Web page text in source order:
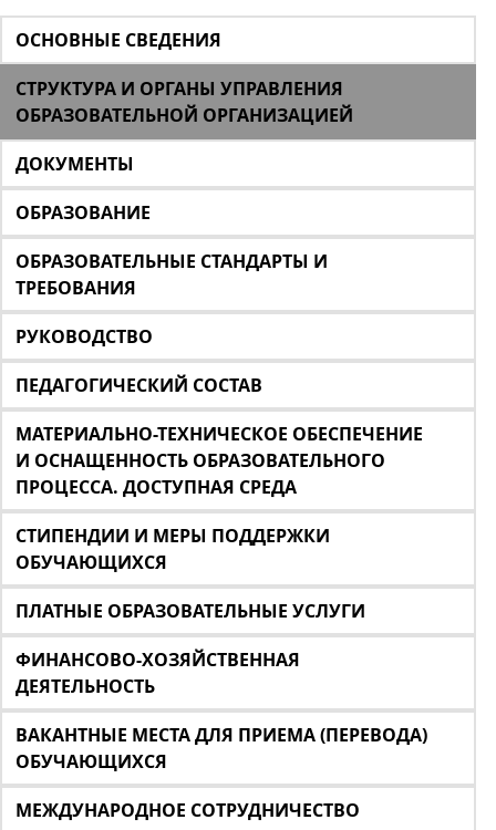
ОСНОВНЫЕ СВЕДЕНИЯ
СТРУКТУРА И ОРГАНЫ УПРАВЛЕНИЯ
ОБРАЗОВАТЕЛЬНОЙ ОРГАНИЗАЦИЕЙ
ДОКУМЕНТЫ
ОБРАЗОВАНИЕ
ОБРАЗОВАТЕЛЬНЫЕ СТАНДАРТЫ И
ТРЕБОВАНИЯ
РУКОВОДСТВО
ПЕДАГОГИЧЕСКИЙ СОСТАВ
МАТЕРИАЛЬНО-ТЕХНИЧЕСКОЕ ОБЕСПЕЧЕНИЕ
И ОСНАЩЕННОСТЬ ОБРАЗОВАТЕЛЬНОГО
ПРОЦЕССА. ДОСТУПНАЯ СРЕДА
СТИПЕНДИИ И МЕРЫ ПОДДЕРЖКИ
ОБУЧАЮЩИХСЯ
ПЛАТНЫЕ ОБРАЗОВАТЕЛЬНЫЕ УСЛУГИ
ФИНАНСОВО-ХОЗЯЙСТВЕННАЯ
ДЕЯТЕЛЬНОСТЬ
ВАКАНТНЫЕ МЕСТА ДЛЯ ПРИЕМА (ПЕРЕВОДА)
ОБУЧАЮЩИХСЯ
МЕЖДУНАРОДНОЕ СОТРУДНИЧЕСТВО